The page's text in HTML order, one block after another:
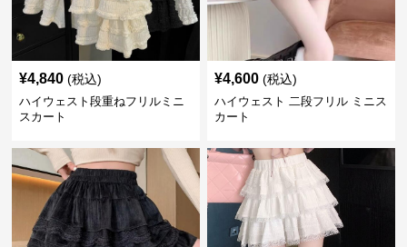
¥4,840 (税込)
ハイウェスト段重ねフリルミニ
スカート
¥4,600 (税込)
ハイウェスト 二段フリル ミニス
カート